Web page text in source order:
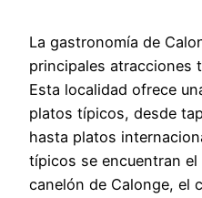
La gastronomía de
principales atracciones
Esta localidad ofrece
platos típicos, desde
hasta platos
típicos se encuentran
canelón de Calonge, el